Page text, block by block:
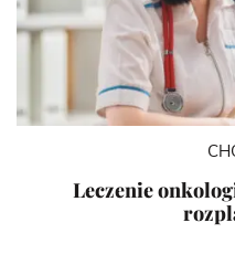
Leczenie